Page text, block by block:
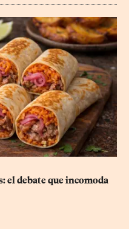
el debate que incomoda